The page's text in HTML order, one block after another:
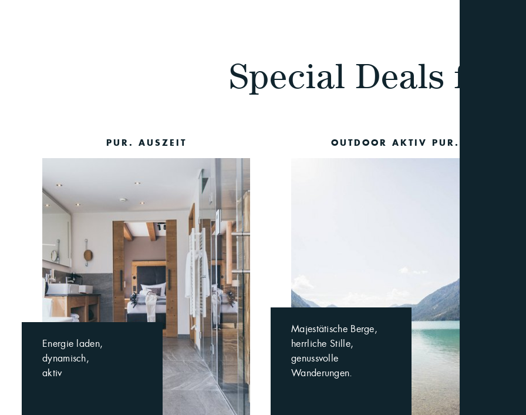
Special Deals für
PUR. AUSZEIT
Energie laden,
dynamisch,
aktiv
OUTDOOR AKTIV PUR.
Majestätische Berge,
herrliche Stille,
genussvolle
Wanderungen.